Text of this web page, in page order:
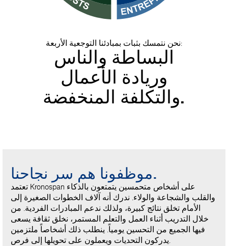
نحن نتمسك بثبات بمبادئنا التوجعية الأربعة:
البساطة والناس
وريادة الأعمال
والتكلفة المنخفضة.
موظفونا هم سر نجاحنا.
تعتمد Kronospan على أشخاص متحمسين يتمتعون بالذكاء
والقلب والشجاعة والولاء. ندرك أنه آلاف الخطوات الصغيرة إلى
الأمام تخلق نتائج كبيرة، ولذلك ندعم المبادرات الفردية. من
خلال التدريب أثناء العمل والتعلم المستمر، نخلق ثقافة يسعى
فيها الجميع من التحسين يومياً. ينطلب ذلك أشخاصاً ملتزمين
يدركون التحديات ويعملون على تحويلها إلى فرص.